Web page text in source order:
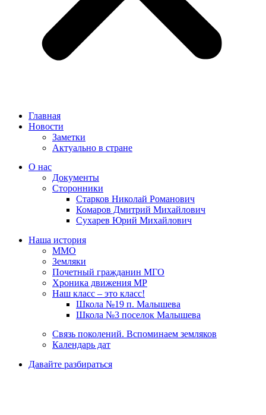
Главная
Новости
Заметки
Актуально в стране
О нас
Документы
Сторонники
Старков Николай Романович
Комаров Дмитрий Михайлович
Сухарев Юрий Михайлович
Наша история
ММО
Земляки
Почетный гражданин МГО
Хроника движения МР
Наш класс – это класс!
Школа №19 п. Малышева
Школа №3 поселок Малышева
Связь поколений. Вспоминаем земляков
Календарь дат
Давайте разбираться